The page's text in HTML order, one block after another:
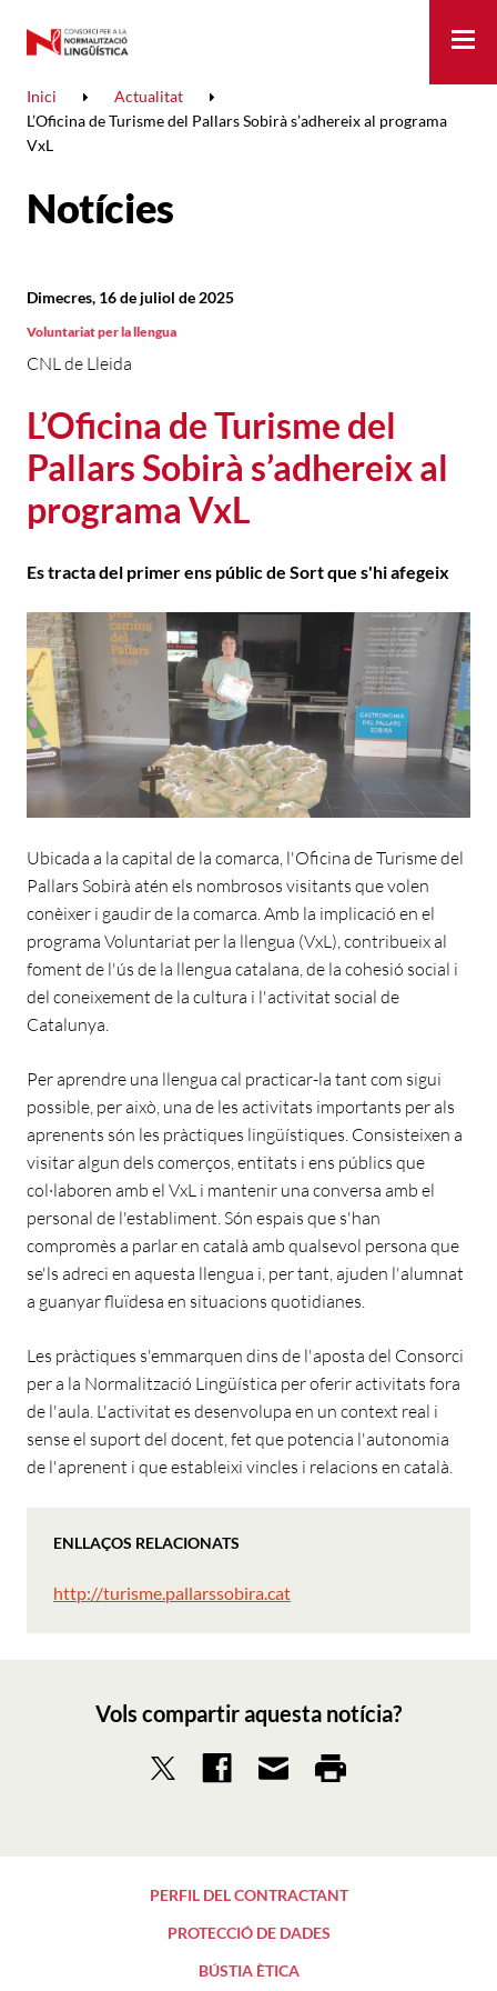
Inici
Actualitat
L’Oficina de Turisme del Pallars Sobirà s’adhereix al programa
VxL
Notícies
L’Oficina de Turisme del
Pallars Sobirà s’adhereix al
programa VxL
CNL de Lleida
Dimecres, 16 de juliol de 2025
Voluntariat per la llengua
Es tracta del primer ens públic de Sort que s'hi afegeix
Ubicada a la capital de la comarca, l'Oficina de Turisme del
Pallars Sobirà atén els nombrosos visitants que volen
conèixer i gaudir de la comarca. Amb la implicació en el
programa Voluntariat per la llengua (VxL), contribueix al
foment de l'ús de la llengua catalana, de la cohesió social i
del coneixement de la cultura i l'activitat social de
Catalunya.
Per aprendre una llengua cal practicar-la tant com sigui
possible, per això, una de les activitats importants per als
aprenents són les pràctiques lingüístiques. Consisteixen a
visitar algun dels comerços, entitats i ens públics que
col·laboren amb el VxL i mantenir una conversa amb el
personal de l'establiment. Són espais que s'han
compromès a parlar en català amb qualsevol persona que
se'ls adreci en aquesta llengua i, per tant, ajuden l'alumnat
a guanyar fluïdesa en situacions quotidianes.
Les pràctiques s'emmarquen dins de l'aposta del Consorci
per a la Normalització Lingüística per oferir activitats fora
de l'aula. L'activitat es desenvolupa en un context real i
sense el suport del docent, fet que potencia l'autonomia
de l'aprenent i que estableixi vincles i relacions en català.
ENLLAÇOS RELACIONATS
http://turisme.pallarssobira.cat
Vols compartir aquesta notícia?
PERFIL DEL CONTRACTANT
PROTECCIÓ DE DADES
BÚSTIA ÈTICA